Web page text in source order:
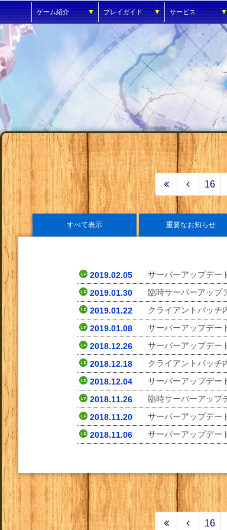
ゲーム紹介 ▼ プレイガイド ▼ サービス ▼
16
すべて表示 重要なお知らせ
2019.02.05
サーバーアップデー
2019.01.30
臨時サーバーアップ
2019.01.22
クライアントパッチ
2019.01.08
サーバーアップデー
2018.12.26
サーバーアップデー
2018.12.18
クライアントパッチ
2018.12.04
サーバーアップデー
2018.11.26
臨時サーバーアップ
2018.11.20
サーバーアップデー
2018.11.06
サーバーアップデー
16